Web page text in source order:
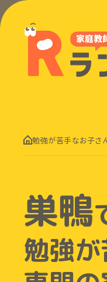
勉強が苦手なお子
巣鴨
勉強